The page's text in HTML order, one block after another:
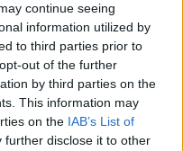
continue seeing
information utilized by
to third parties prior to
out of the further
by third parties on the
This information may
on the IAB’s List of
further disclose it to other
първи път
вируси